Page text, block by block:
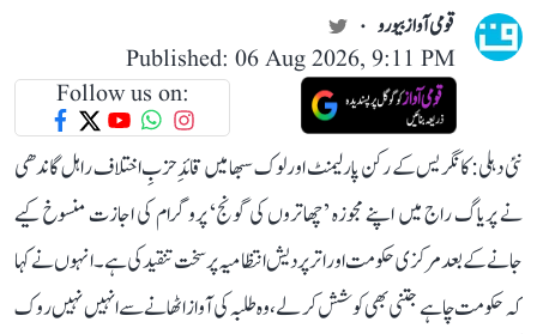
قومی آواز بیورو
Published: 06 Aug 2026, 9:11 PM
Follow us on:
نئی دہلی: کانگریس کے رکن پارلیمنٹ اور لوک سبھا میں قائدِ حزبِ اختلاف راہل گاندھی
نے پریاگ راج میں اپنے مجوزہ ’چھاتروں کی گونج‘ پروگرام کی اجازت منسوخ کیے
جانے کے بعد مرکزی حکومت اور اتر پردیش انتظامیہ پر سخت تنقید کی ہے۔ انہوں نے کہا
کہ حکومت چاہے جتنی بھی کوشش کر لے، وہ طلبہ کی آواز اٹھانے سے انہیں نہیں روک